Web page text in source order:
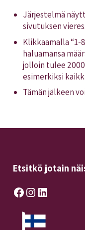
Järjestelmä
sivutuksen
Klikkaamalla
haluamansa
jolloin tulee
esimerkiksi
Tämän jälkeen
Etsitkö jotain
Facebook Instagram LinkedIn